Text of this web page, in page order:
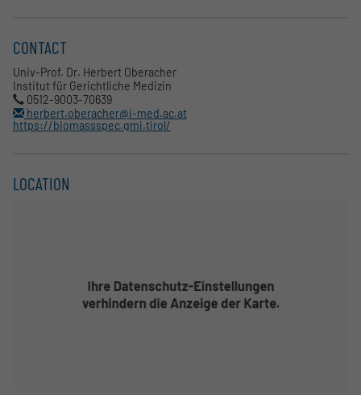
CONTACT
Univ-Prof. Dr. Herbert Oberacher
Institut für Gerichtliche Medizin
0512-9003-70639
herbert.oberacher@i-med.ac.at
https://biomassspec.gmi.tirol/
LOCATION